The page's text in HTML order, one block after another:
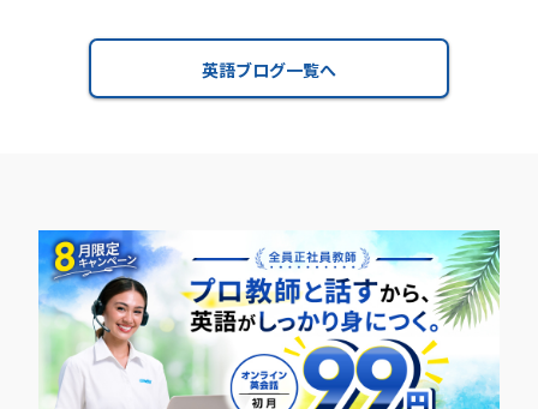
英語ブログ一覧へ